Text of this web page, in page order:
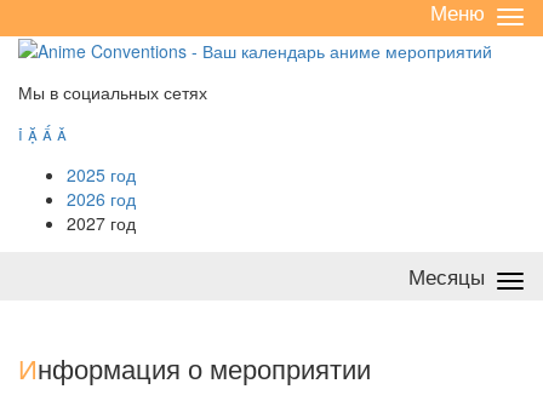
/
Меню
Мы в социальных сетях
   
2025 год
2026 год
2027 год
Месяцы
Информация о мероприятии